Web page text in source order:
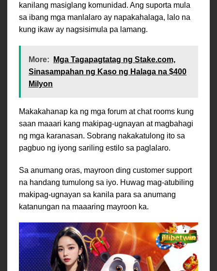
kanilang masiglang komunidad. Ang suporta mula
sa ibang mga manlalaro ay napakahalaga, lalo na
kung ikaw ay nagsisimula pa lamang.
More:
Mga Tagapagtatag ng Stake.com,
Sinasampahan ng Kaso ng Halaga na $400
Milyon
Makakahanap ka ng mga forum at chat rooms kung
saan maaari kang makipag-ugnayan at magbahagi
ng mga karanasan. Sobrang nakakatulong ito sa
pagbuo ng iyong sariling estilo sa paglalaro.
Sa anumang oras, mayroon ding customer support
na handang tumulong sa iyo. Huwag mag-atubiling
makipag-ugnayan sa kanila para sa anumang
katanungan na maaaring mayroon ka.